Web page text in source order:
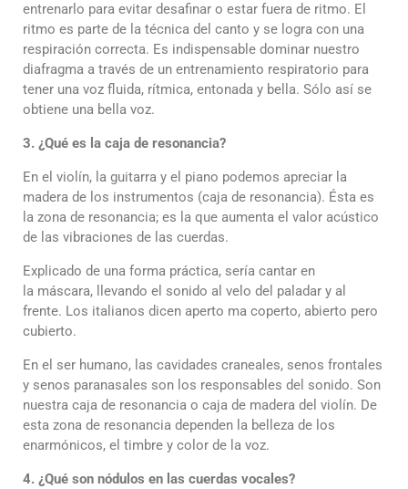
entrenarlo para evitar desafinar o estar fuera de ritmo. El
ritmo es parte de la técnica del canto y se logra con una
respiración correcta. Es indispensable dominar nuestro
diafragma a través de un entrenamiento respiratorio para
tener una voz fluida, rítmica, entonada y bella. Sólo así se
obtiene una bella voz.
3. ¿Qué es la caja de resonancia?
En el violín, la guitarra y el piano podemos apreciar la
madera de los instrumentos (caja de resonancia). Ésta es
la zona de resonancia; es la que aumenta el valor acústico
de las vibraciones de las cuerdas.
Explicado de una forma práctica, sería cantar en
la máscara, llevando el sonido al velo del paladar y al
frente. Los italianos dicen aperto ma coperto, abierto pero
cubierto.
En el ser humano, las cavidades craneales, senos frontales
y senos paranasales son los responsables del sonido. Son
nuestra caja de resonancia o caja de madera del violín. De
esta zona de resonancia dependen la belleza de los
enarmónicos, el timbre y color de la voz.
4. ¿Qué son nódulos en las cuerdas vocales?